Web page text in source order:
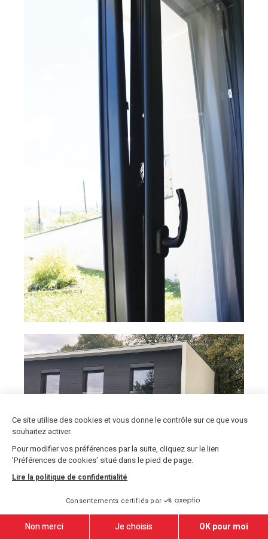
Demande de devis Brochures
Ce site utilise des cookies et vous donne le contrôle sur ce que vous
souhaitez activer.
Pour modifier vos préférences par la suite, cliquez sur le lien
'Préférences de cookies' situé dans le pied de page.
Lire la politique de confidentialité
Consentements certifiés par
Non merci Je choisis OK pour moi